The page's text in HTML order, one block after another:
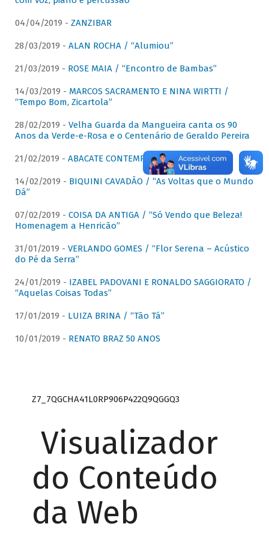
04/04/2019 - ZANZIBAR
28/03/2019 - ALAN ROCHA / “Alumiou”
21/03/2019 - ROSE MAIA / “Encontro de Bambas”
14/03/2019 - MARCOS SACRAMENTO E NINA WIRTTI /
“Tempo Bom, Zicartola”
28/02/2019 - Velha Guarda da Mangueira canta os 90
Anos da Verde-e-Rosa e o Centenário de Geraldo Pereira
21/02/2019 - ABACATE CONTEMPORÂNEO
14/02/2019 - BIQUINI CAVADÃO / “As Voltas que o Mundo
Dá”
07/02/2019 - COISA DA ANTIGA / “Só Vendo que Beleza!
Homenagem a Henricão”
31/01/2019 - VERLANDO GOMES / “Flor Serena – Acústico
do Pé da Serra”
24/01/2019 - IZABEL PADOVANI E RONALDO SAGGIORATO /
“Aquelas Coisas Todas”
17/01/2019 - LUIZA BRINA / “Tão Tá”
10/01/2019 - RENATO BRAZ 50 ANOS
Z7_7QGCHA41L0RP906P422Q9QGGQ3
Visualizador
do Conteúdo
da Web